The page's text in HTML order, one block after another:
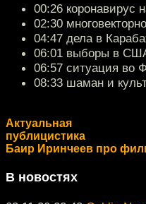
00:26 коронавирус
02:30
04:47 дела в
06:01 выборы в
06:57 ситуация во
08:33 шаман и
Актуальная
публицистика
Баир Иринчеев про
В новостях